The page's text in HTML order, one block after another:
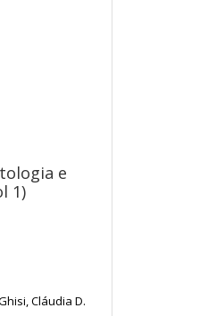
e
1)
Cláudia D.